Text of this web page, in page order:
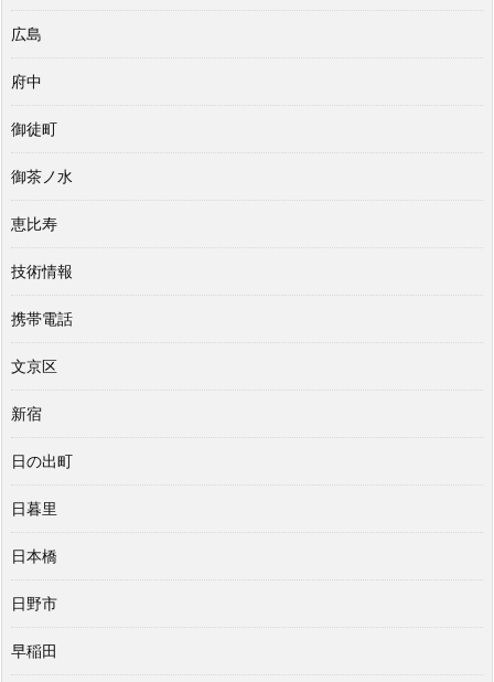
広島
府中
御徒町
御茶ノ水
恵比寿
技術情報
携帯電話
文京区
新宿
日の出町
日暮里
日本橋
日野市
早稲田